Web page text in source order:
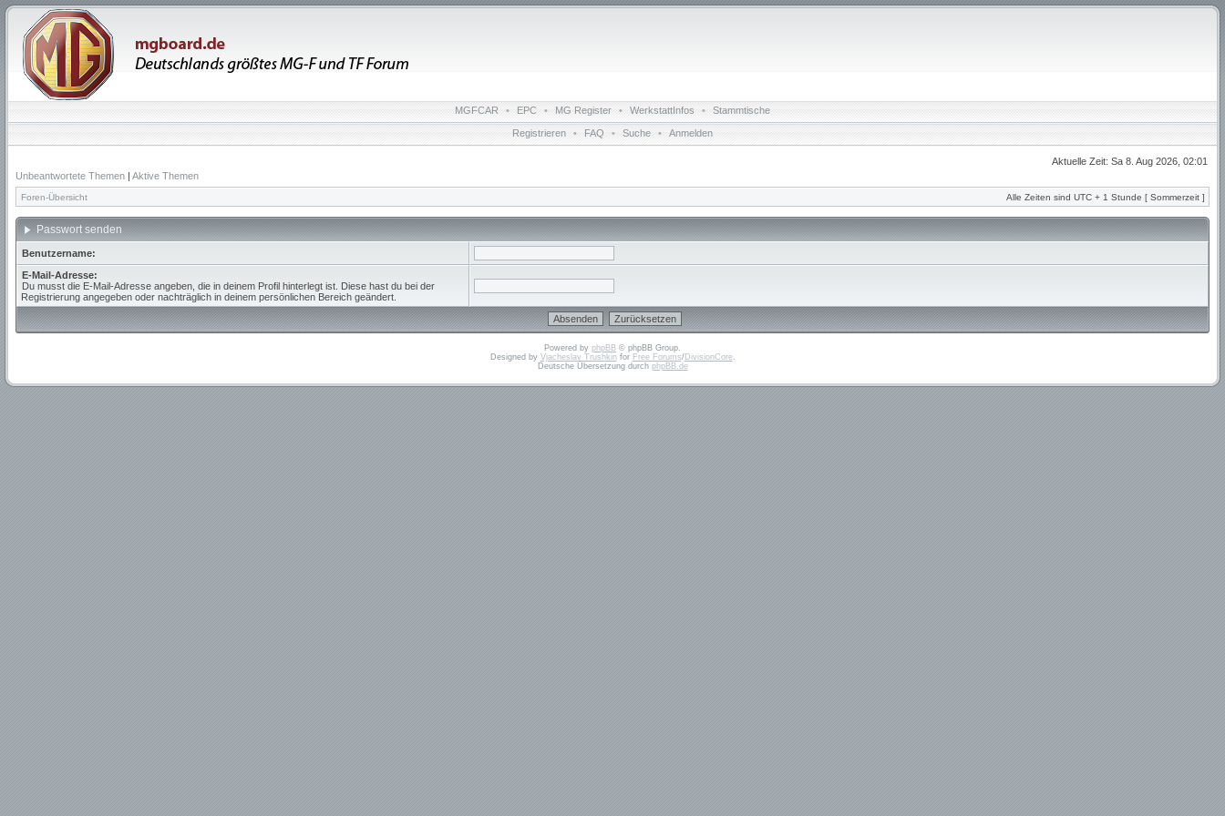
MGFCAR • EPC • MG Register • WerkstattInfos • Stammtische
Registrieren • FAQ • Suche • Anmelden
Aktuelle Zeit: Sa 8. Aug 2026, 02:01
Unbeantwortete Themen | Aktive Themen
Foren-Übersicht Alle Zeiten sind UTC + 1 Stunde [ Sommerzeit ]
Passwort senden
Benutzername:
E-Mail-Adresse:
Du musst die E-Mail-Adresse angeben, die in deinem Profil hinterlegt ist. Diese hast du bei der
Registrierung angegeben oder nachträglich in deinem persönlichen Bereich geändert.
Powered by phpBB © phpBB Group.
Designed by Vjacheslav Trushkinfor Free Forums/DivisionCore.
Deutsche Übersetzung durch phpBB.de